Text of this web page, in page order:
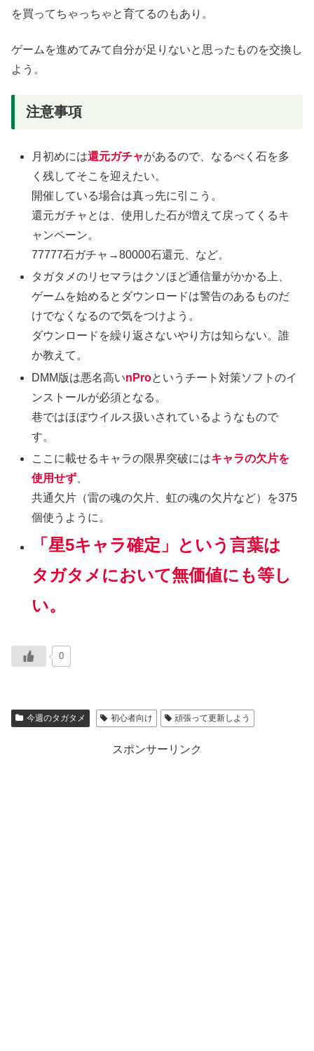
を買ってちゃっちゃと育てるのもあり。
ゲームを進めてみて自分が足りないと思ったものを交換し
よう。
注意事項
月初めには還元ガチャがあるので、なるべく石を多
く残してそこを迎えたい。
開催している場合は真っ先に引こう。
還元ガチャとは、使用した石が増えて戻ってくるキ
ャンペーン。
77777石ガチャ→80000石還元、など。
タガタメのリセマラはクソほど通信量がかかる上、
ゲームを始めるとダウンロードは警告のあるものだ
けでなくなるので気をつけよう。
ダウンロードを繰り返さないやり方は知らない。誰
か教えて。
DMM版は悪名高いnProというチート対策ソフトのイ
ンストールが必須となる。
巷ではほぼウイルス扱いされているようなもので
す。
ここに載せるキャラの限界突破にはキャラの欠片を
使用せず
共通欠片（雷の魂の欠片、虹の魂の欠片など）を375
個使うように。
「星5キャラ確定」という言葉は
タガタメにおいて無価値にも等し
い。
0
今週のタガタメ 初心者向け 頑張って更新しよう
スポンサーリンク